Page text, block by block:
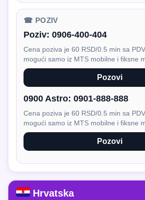
☎ POZIV
Poziv: 0906-400-404
Cena poziva je 60 RSD/0.5 min sa
mogući samo iz MTS mobilne i fiksne
Pozovi
0900 Astro: 0901-888-888
Cena poziva je 60 RSD/0.5 min sa
mogući samo iz MTS mobilne i fiksne
Pozovi
Hrvatska